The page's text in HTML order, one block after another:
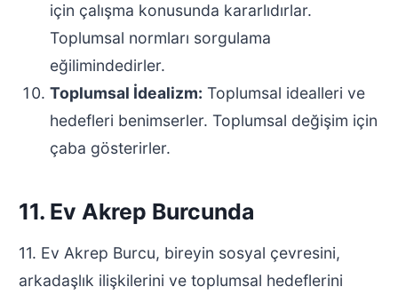
için çalışma konusunda kararlıdırlar.
Toplumsal normları sorgulama
eğilimindedirler.
Toplumsal İdealizm: Toplumsal idealleri ve
hedefleri benimserler. Toplumsal değişim için
çaba gösterirler.
11. Ev Akrep Burcunda
11. Ev Akrep Burcu, bireyin sosyal çevresini,
arkadaşlık ilişkilerini ve toplumsal hedeflerini